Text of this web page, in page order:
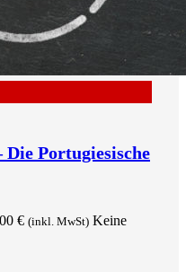
Die Portugiesische
€ (inkl. MwSt) Keine